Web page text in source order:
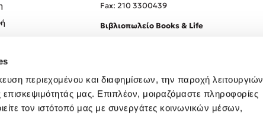
περιεχομένου και διαφημίσεων, την παροχή λειτουργιών
μας. Επιπλέον, μοιραζόμαστε πληροφορίες
τον ιστότοπό μας με συνεργάτες κοινωνικών μέσων,
Fax: 210 3300439
Βιβλιοπωλείο Books & Life